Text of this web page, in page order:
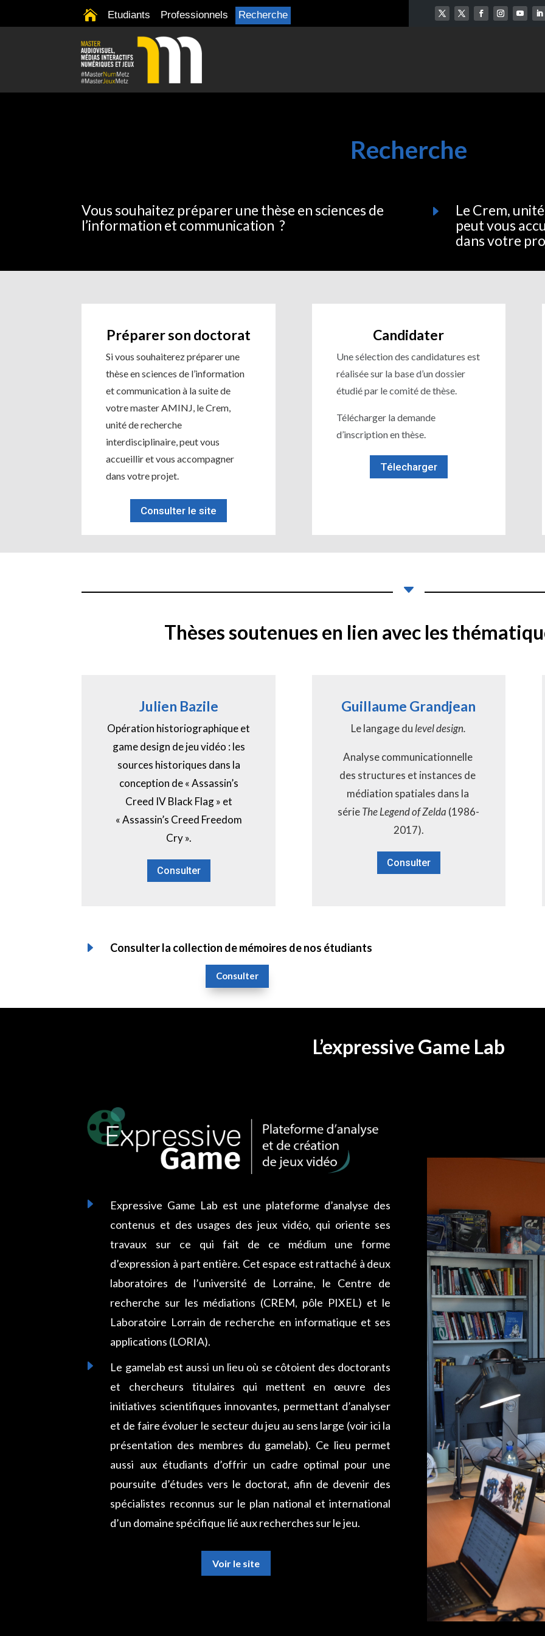
 Etudiants Professionnels Recherche
Recherche
Vous souhaitez préparer une thèse en sciences de
l’information et communication ?
E
Le Crem,
peut vous
dans votre
Préparer son doctorat
Si vous souhaiterez préparer une
thèse en sciences de l’information
et communication à la suite de
votre master AMINJ, le Crem,
unité de recherche
interdisciplinaire, peut vous
accueillir et vous accompagner
dans votre projet.
Consulter le site
Candidater
Une sélection des candidatures est
réalisée sur la base d’un dossier
étudié par le comité de thèse.
Télécharger la demande
d’inscription en thèse.
Télecharger
C
Thèses soutenues en lien avec les
Julien Bazile
Opération historiographique et
game design de jeu vidéo : les
sources historiques dans la
conception de « Assassin’s
Creed IV Black Flag » et
« Assassin’s Creed Freedom
Cry ».
Consulter
Guillaume Grandjean
Le langage du level design.
Analyse communicationnelle
des structures et instances de
médiation spatiales dans la
série The Legend of Zelda (1986-
2017).
Consulter
E Consulter la collection de mémoires de nos étudiants
Consulter
L’expressive Game Lab
E
Expressive Game Lab est une plateforme d’analyse des
contenus et des usages des jeux vidéo, qui oriente ses
travaux sur ce qui fait de ce médium une forme
d’expression à part entière. Cet espace est rattaché à deux
laboratoires de l’université de Lorraine, le Centre de
recherche sur les médiations (CREM, pôle PIXEL) et le
Laboratoire Lorrain de recherche en informatique et ses
applications (LORIA).
E
Le gamelab est aussi un lieu où se côtoient des doctorants
et chercheurs titulaires qui mettent en œuvre des
initiatives scientifiques innovantes, permettant d’analyser
et de faire évoluer le secteur du jeu au sens large (voir ici la
présentation des membres du gamelab). Ce lieu permet
aussi aux étudiants d’offrir un cadre optimal pour une
poursuite d’études vers le doctorat, afin de devenir des
spécialistes reconnus sur le plan national et international
d’un domaine spécifique lié aux recherches sur le jeu.
Voir le site